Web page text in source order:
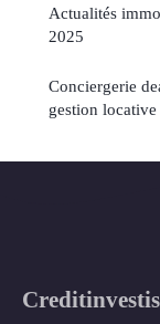
Actualités
2025
Conciergerie
gestion locative